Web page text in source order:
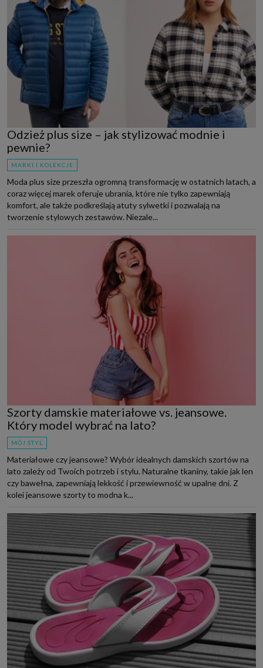
Odzież plus size – jak stylizować modnie i
pewnie?
MARKI I KOLEKCJE
Moda plus size przeszła ogromną transformację w ostatnich latach, a
coraz więcej marek oferuje ubrania, które nie tylko zapewniają
komfort, ale także podkreślają atuty sylwetki i pozwalają na
tworzenie stylowych zestawów. Niezale...
Szorty damskie materiałowe vs. jeansowe.
Który model wybrać na lato?
MÓJ STYL
Materiałowe czy jeansowe? Wybór idealnych damskich szortów na
lato zależy od Twoich potrzeb i stylu. Naturalne tkaniny, takie jak len
czy bawełna, zapewniają lekkość i przewiewność w upalne dni. Z
kolei jeansowe szorty to modna k...